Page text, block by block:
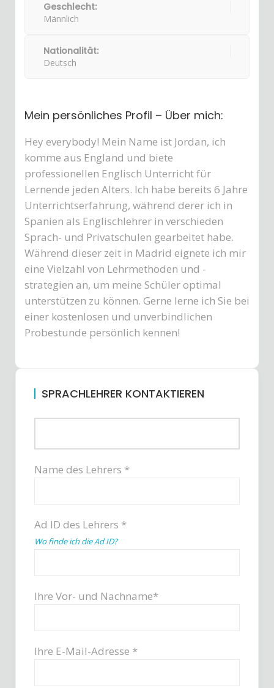
Geschlecht:
Männlich
Nationalität:
Deutsch
Mein persönliches Profil – Über mich:
Hey everybody! Mein Name ist Jordan, ich
komme aus England und biete
professionellen Englisch Unterricht für
Lernende jeden Alters. Ich habe bereits 6 Jahre
Unterrichtserfahrung, während derer ich in
Spanien als Englischlehrer in verschieden
Sprach- und Privatschulen gearbeitet habe.
Während dieser zeit in Madrid eignete ich mir
eine Vielzahl von Lehrmethoden und -
strategien an, um meine Schüler optimal
unterstützen zu können. Gerne lerne ich Sie bei
einer kostenlosen und unverbindlichen
Probestunde persönlich kennen!
SPRACHLEHRER KONTAKTIEREN
Name des Lehrers *
Ad ID des Lehrers *
Wo finde ich die Ad ID?
Ihre Vor- und Nachname*
Ihre E-Mail-Adresse *